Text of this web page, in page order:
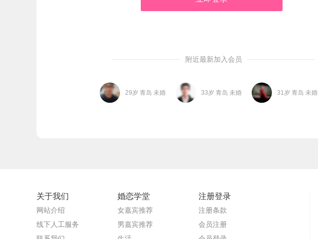
附近最新加入会员
29岁 青岛 未婚 33岁 青岛 未婚 31岁 青岛 未婚
关于我们
网站介绍
线下人工服务
婚恋学堂
女嘉宾推荐
男嘉宾推荐
注册登录
注册条款
会员注册